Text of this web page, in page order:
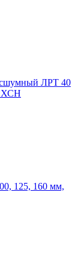
ЛРТ 40
ХСН
125, 160 мм,